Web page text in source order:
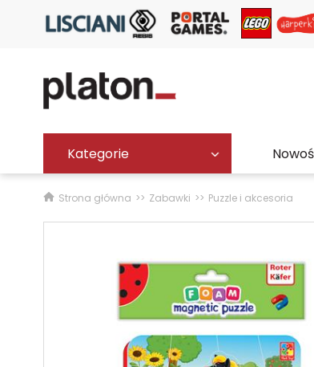
Kategorie
Strona główna Zabawki Puzzle i akcesoria